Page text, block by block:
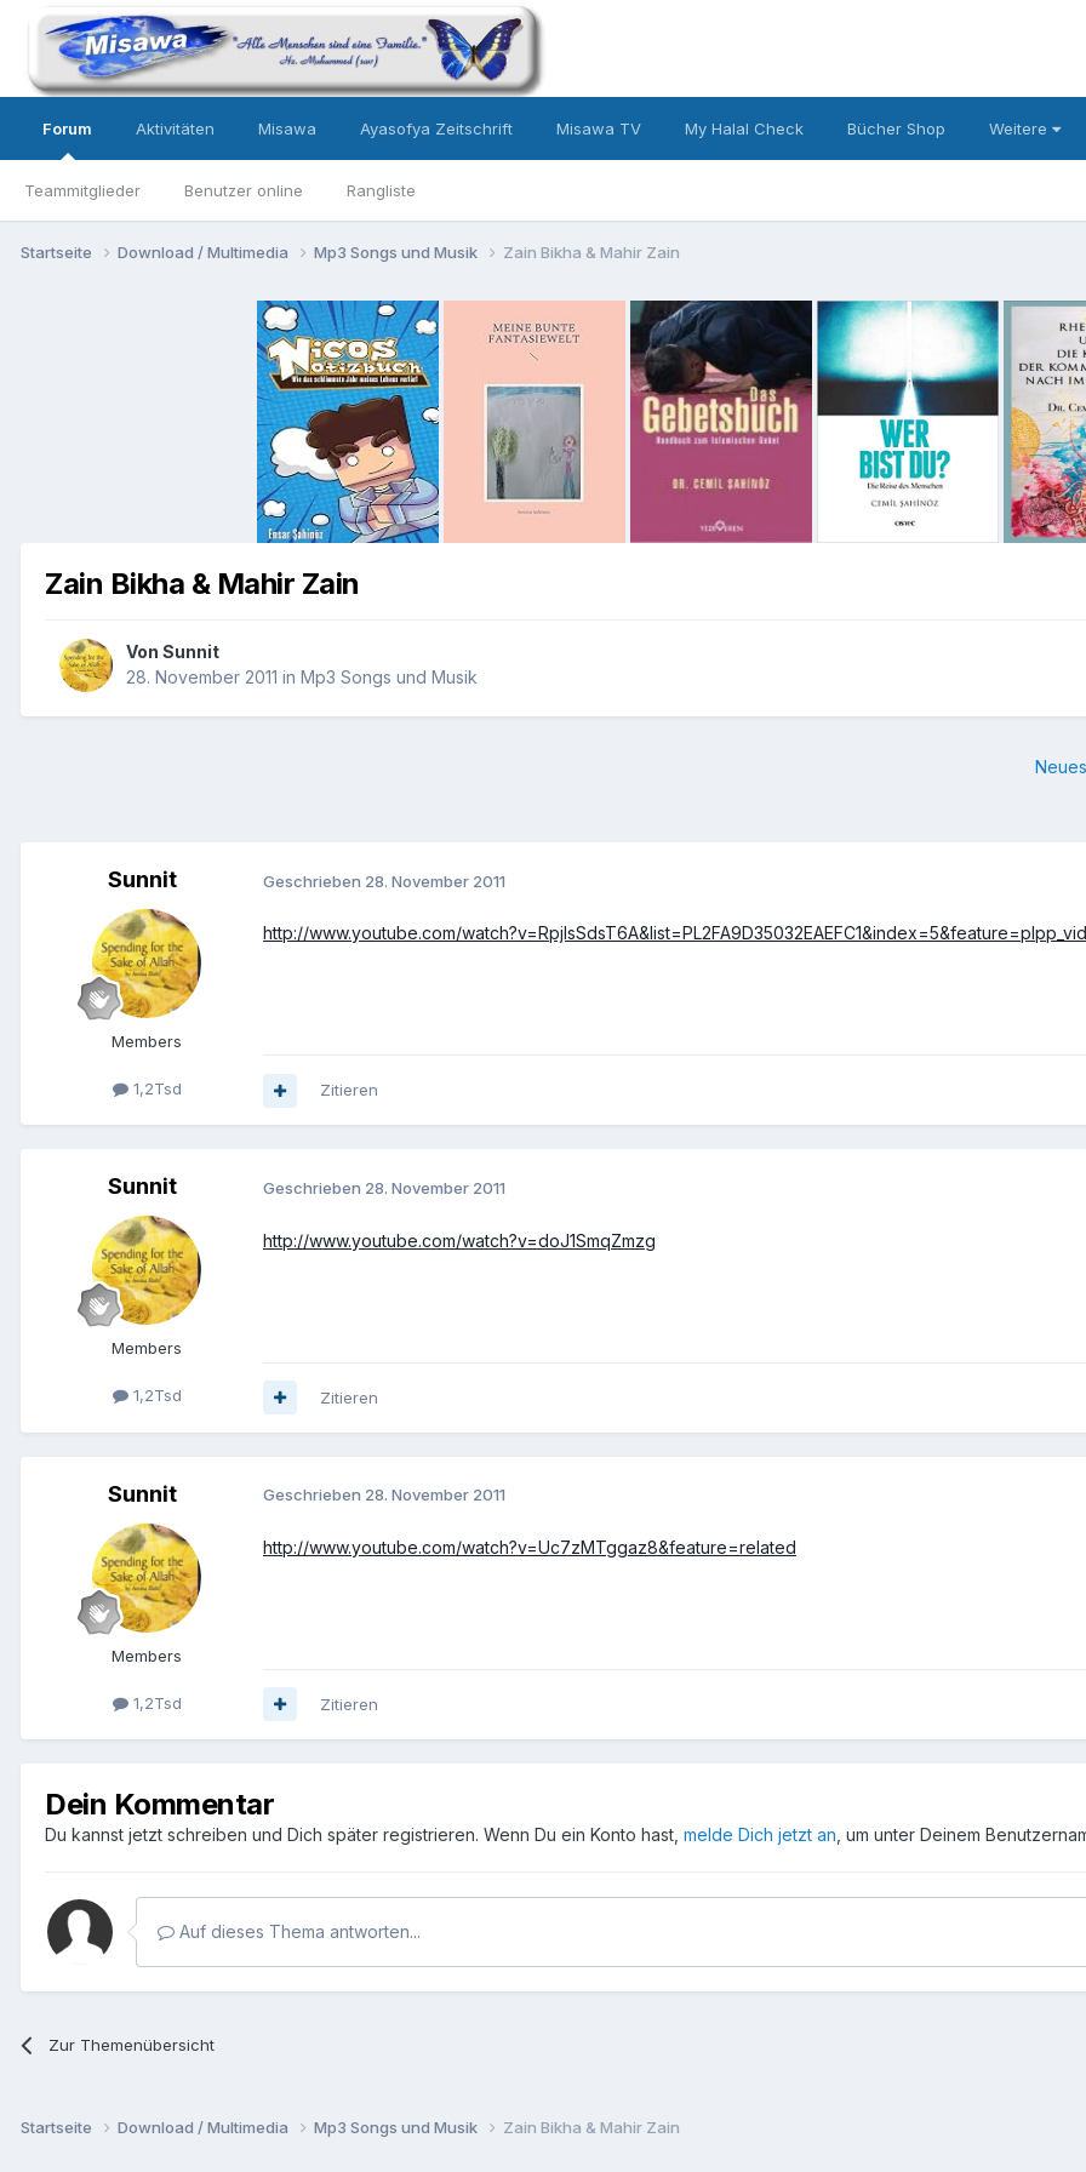
Forum
Teammitglieder Benutzer online Rangliste
Aktivitäten Misawa Ayasofya Zeitschrift Misawa TV My Halal Check Bücher Shop Weitere
Startseite Download / Multimedia Mp3 Songs und Musik Zain Bikha & Mahir Zain
Zain Bikha & Mahir Zain
Von Sunnit
28. November 2011 in Mp3 Songs und Musik
Sunnit
Members
1,2Tsd
Geschrieben 28. November 2011
http://www.youtube.com/
Zitieren
Sunnit
Members
1,2Tsd
Geschrieben 28. November 2011
http://www.youtube.com/watch?v=doJ1SmqZmzg
Zitieren
Sunnit
Members
1,2Tsd
Geschrieben 28. November 2011
http://www.youtube.com/watch?v=Uc7zMTggaz8&feature=related
Zitieren
Dein Kommentar
Du kannst jetzt schreiben und Dich später registrieren. Wenn Du ein Konto hast, melde Dich jetzt an , um unter Deinem
Auf dieses Thema antworten...
Zur Themenübersicht
Startseite Download / Multimedia Mp3 Songs und Musik Zain Bikha & Mahir Zain